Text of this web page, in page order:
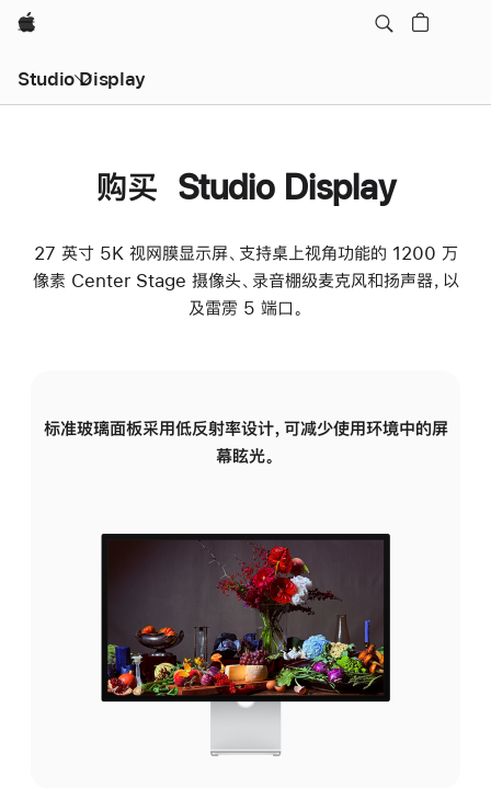
Apple
Studio Display
购买 Studio Display
27 英寸 5K 视网膜显示屏、支持桌上视角功能的 1200 万
像素 Center Stage 摄像头、录音棚级麦克风和扬声器，以
及雷雳 5 端口。
标准玻璃面板采用低反射率设计，可减少使用环境中的屏
幕眩光。